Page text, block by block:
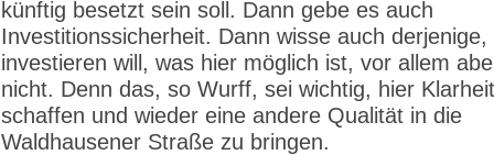
künftig besetzt sein soll. Dann gebe es auch
Investitionssicherheit. Dann wisse auch
investieren will, was hier möglich ist, vor allem
nicht. Denn das, so Wurff, sei wichtig, hier
schaffen und wieder eine andere Qualität in die
Waldhausener Straße zu bringen.